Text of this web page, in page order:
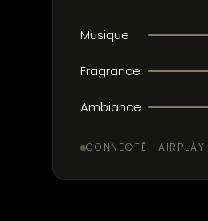
Musique
Fragrance
Ambiance
CONNECTÉ ·